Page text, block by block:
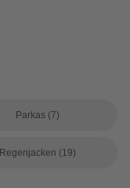
Parkas (7)
Regenjacken (19)